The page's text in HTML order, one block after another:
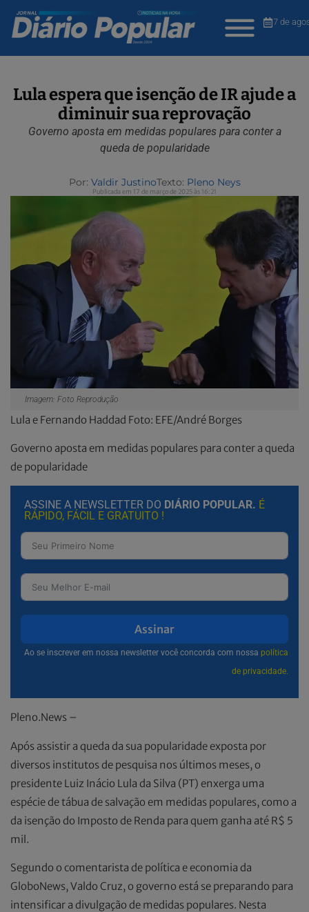
7 de
Lula espera que isenção de IR ajude a
diminuir sua reprovação
Governo aposta em medidas populares para conter a
queda de popularidade
Por: Valdir JustinoTexto: Pleno Neys
Publicada em 17 de março de 2025 às 16:21
Imagem: Foto Reprodução
Lula e Fernando Haddad Foto: EFE/André Borges
Governo aposta em medidas populares para conter a queda
de popularidade
ASSINE A NEWSLETTER DO DIÁRIO POPULAR. É
RÁPIDO, FÁCIL E GRATUITO !
Assinar
Ao se inscrever em nossa newsletter você concorda com nossa política
de privacidade.
Pleno.News –
Após assistir a queda da sua popularidade exposta por
diversos institutos de pesquisa nos últimos meses, o
presidente Luiz Inácio Lula da Silva (PT) enxerga uma
espécie de tábua de salvação em medidas populares, como a
da isenção do Imposto de Renda para quem ganha até R$ 5
mil.
Segundo o comentarista de política e economia da
GloboNews, Valdo Cruz, o governo está se preparando para
intensificar a divulgação de medidas populares. Nesta